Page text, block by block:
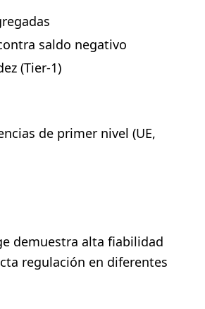
saldo negativo
(Tier-1)
de primer nivel (UE,
demuestra alta fiabilidad
regulación en diferentes